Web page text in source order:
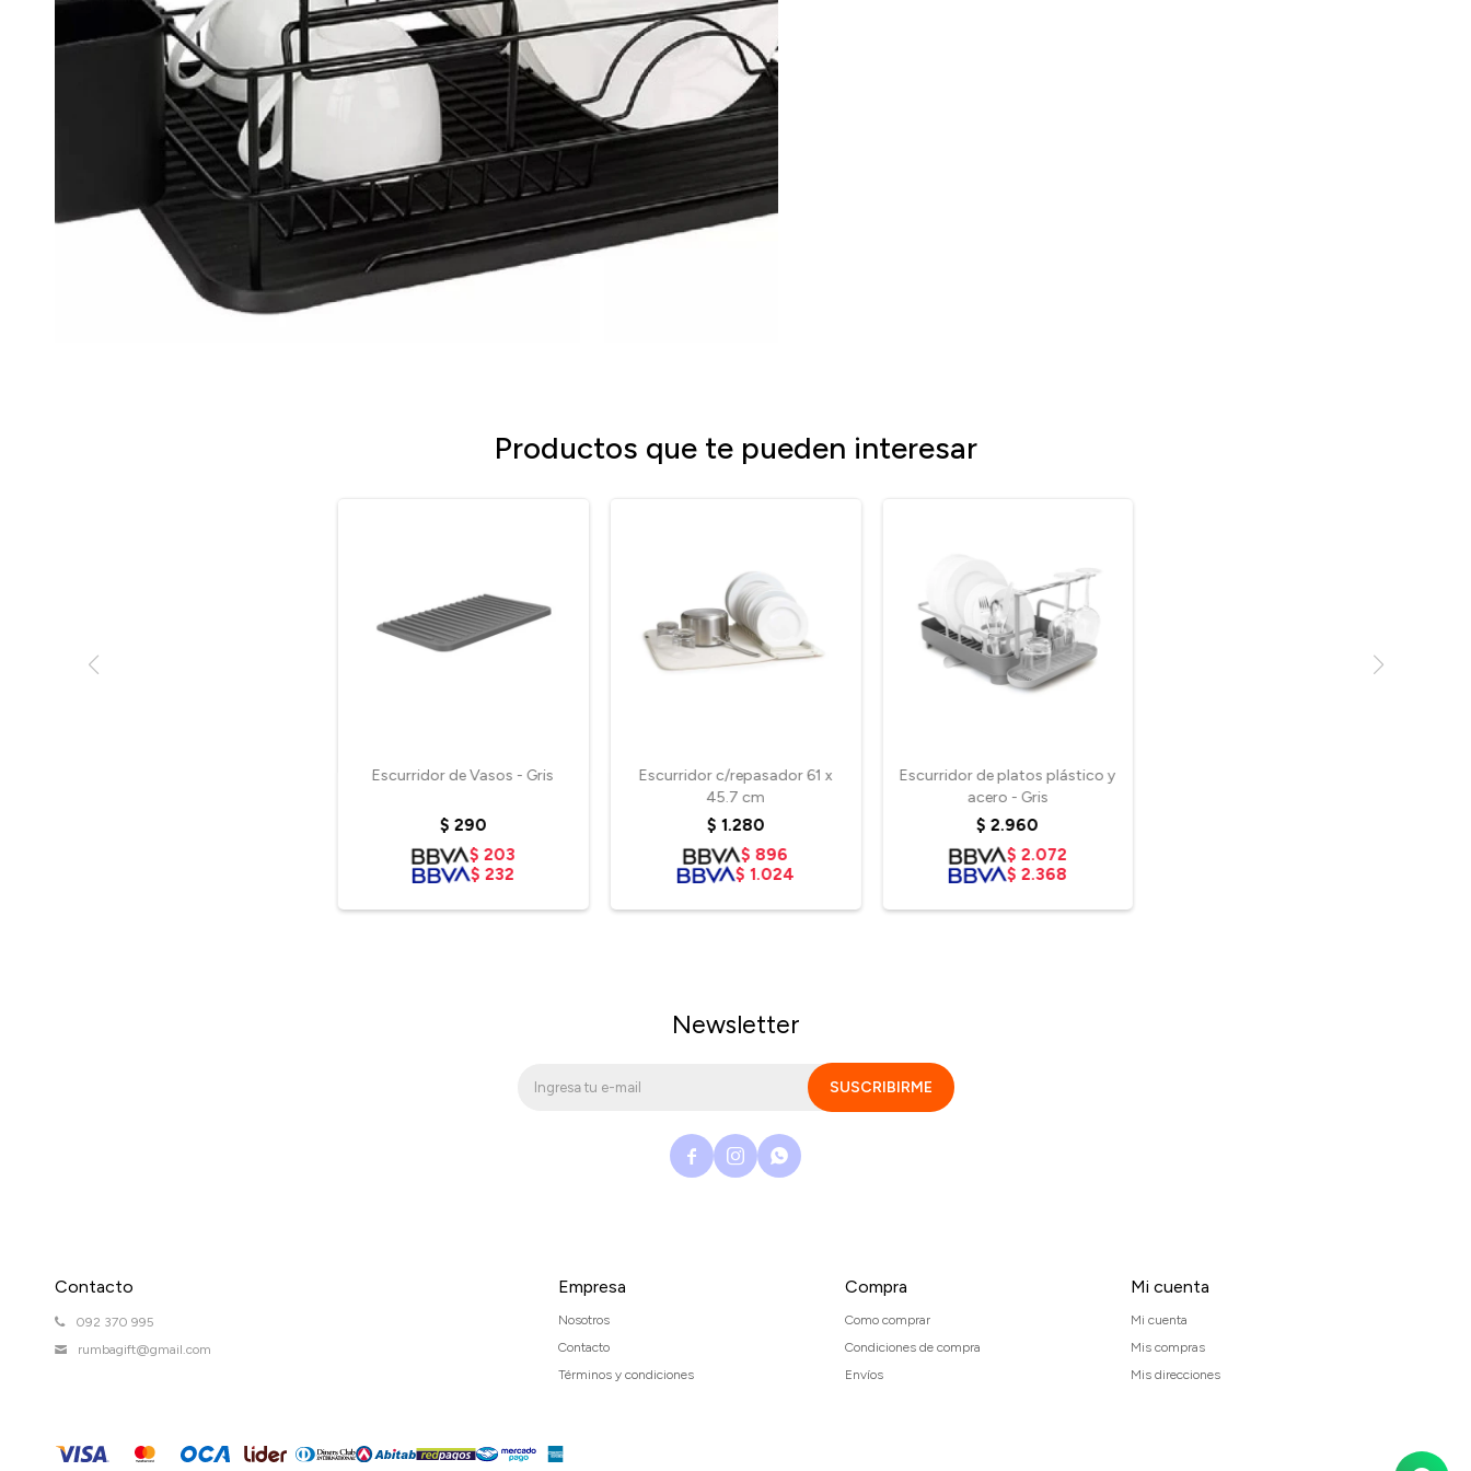
Productos que te pueden interesar
Escurridor de Vasos - Gris
$ 290
$ 203
$ 232
Escurridor c/repasador 61 x
45.7 cm
$ 1.280
$ 896
$ 1.024
Escurridor de platos plástico y
acero - Gris
$ 2.960
$ 2.072
$ 2.368
Contacto
092 370 995
rumbagift@gmail.com
Empresa
Nosotros
Contacto
Términos y condiciones
Compra
Como comprar
Condiciones de compra
Envíos
Mi cuenta
Mi cuenta
Mis compras
Mis direcciones
Newsletter
SUSCRIBIRME
  